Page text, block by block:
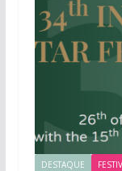
DESTAQUE